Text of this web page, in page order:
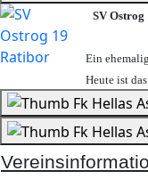
SV
Ein
Heute ist